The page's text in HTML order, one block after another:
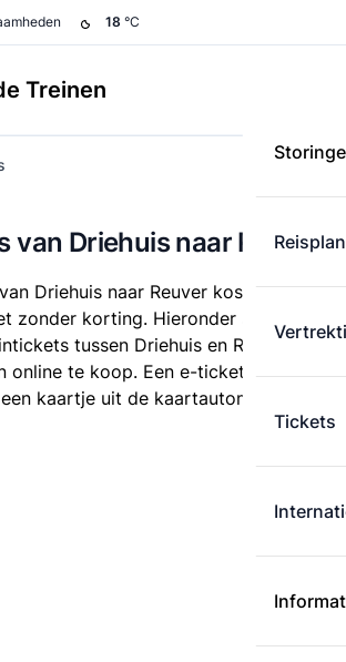
18 °C
Treinen
Tickets
van Driehuis naar Reuver
Driehuis naar Reuver kost € 33,54
zonder korting. Hieronder staan alle
tussen Driehuis en Reuver.
online te koop. Een e-ticket is altijd
kaartje uit de kaartautomaat.